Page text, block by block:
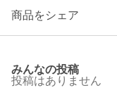
商品をシェア
みんなの投稿
投稿はありません